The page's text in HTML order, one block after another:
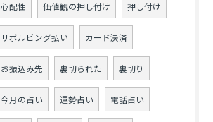
心配性 価値観の押し付け 押し付け
リボルビング払い カード決済
お振込み先 裏切られた 裏切り
今月の占い 運勢占い 電話占い